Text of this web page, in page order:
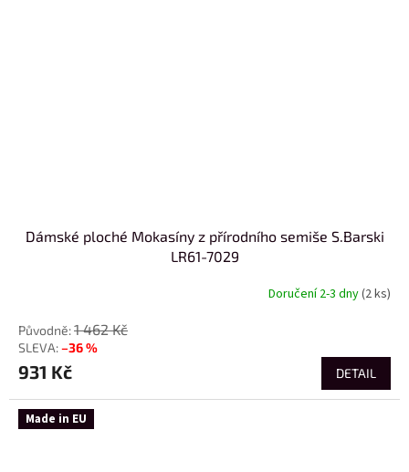
Dámské ploché Mokasíny z přírodního semiše S.Barski
LR61-7029
Doručení 2-3 dny(2 ks)
1 462 Kč
–36 %
931 Kč DETAIL
Made in EU